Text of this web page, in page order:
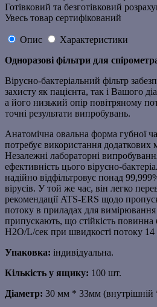
Готівковий та безготівковий
Увесь товар сертифікований
Опис
Характеристики
Одноразові фільтри для
Вірусно-бактеріальний фільтр
захисту як пацієнта, так і Вашого
а його низький опір повітряному
точні результати випробувань.
Анатомічна овальна форма губної
потребує використання додаткових
Незалежні лабораторні
ефективність цього вірусно-
надійно відфільтровує понад
вірусів. У той же час, він легко
рекомендації ATS-ERS щодо
потоку в приладах для вимірювання
припускають, що стійкість
H2O/L/сек при швидкості потоку 14
Упаковка: індивідуальна.
Кількість у ящику: 100 шт.
Діаметр: 30 мм * 33мм (внутрішній